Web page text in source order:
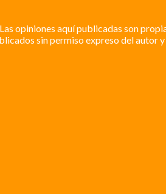
opiniones aquí publicadas son
sin permiso expreso del autor